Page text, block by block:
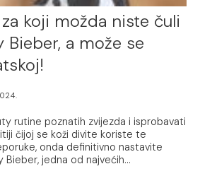
koji možda niste čuli
Bieber, a može se
rutine poznatih zvijezda i isprobavati
čijoj se koži divite koriste te
onda definitivno nastavite
jedna od najvećih...